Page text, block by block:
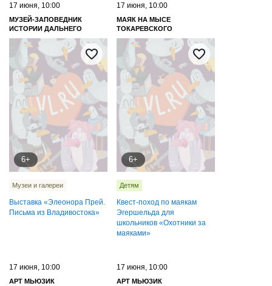
17 июня, 10:00
МУЗЕЙ-ЗАПОВЕДНИК
ИСТОРИИ ДАЛЬНЕГО
ВОСТОКА ИМЕНИ В. К.
АРСЕНЬЕВА
6+
Музеи и галереи
Выставка «Элеонора Прей.
Письма из Владивостока»
17 июня, 10:00
МАЯК НА МЫСЕ
ТОКАРЕВСКОГО
6+
Детям
Квест-поход по маякам
Эгершельда для
школьников «Охотники за
маяками»
17 июня, 10:00
АРТ МЬЮЗИК
17 июня, 10:00
АРТ МЬЮЗИК